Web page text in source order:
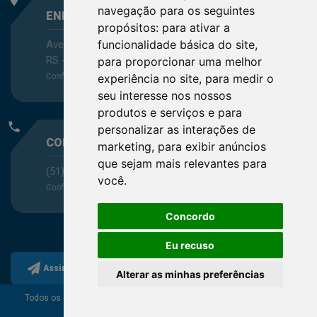
navegação para os seguintes
propósitos: para ativar a
funcionalidade básica do site,
para proporcionar uma melhor
experiência no site, para medir o
seu interesse nos nossos
produtos e serviços e para
personalizar as interações de
marketing, para exibir anúncios
que sejam mais relevantes para
você.
Concordo
Eu recuso
Alterar as minhas preferências
ENDEREÇO
Avenida Itaqui, 45, Bairro Petrópolis, Porto Alegre -
RS - CEP 90460-140
Confira as demaislocalizações no Estado
phone
CONTATO
(51) 3330-5659
Confira os e-mailsaqui
Assine a nossa newsletter
Todos os direitos reservados ao Conselho Regional de